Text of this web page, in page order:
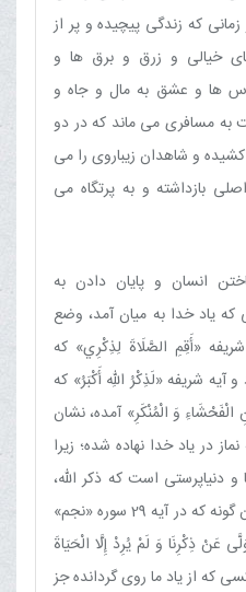
كه زندگى پيچيده و پر از
خيالى و زرق و برق ها و
ها و عشق به مال و جاه و
مسافرى مى ماند كه در دو
و شاهدان زيباروى را مى
بازداشته و به پرتگاه مى
انسان و پايان دادن به
كه ياد خدا به ميان آمد، وضع
«أَقِمِ الصَّلَاةَ لِذِكْرِي» كه
آيه شريفه «لَذِكْرُ اللهِ أَكْبَرُ» كه
وَ الْمُنْكَرِ» آمده، نشان
در ياد خدا نهاده شده؛ زيرا
است كه ذكر الله،
انسان را از آن باز مى دارد، همان گونه كه در آيه 29 سوره «نجم»
ذِكْرِنَا وَ لَمْ يُرِدْ إِلَّا الْحَيَاةَ
كه از ياد ما روى گردانده جز